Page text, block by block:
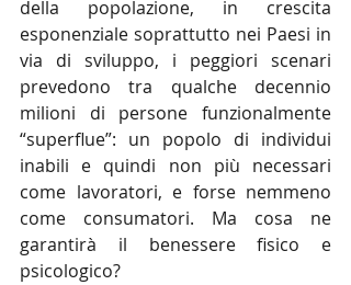
della popolazione, in crescita
esponenziale soprattutto nei Paesi in
via di sviluppo, i peggiori scenari
prevedono tra qualche decennio
milioni di persone funzionalmente
“superflue”: un popolo di individui
inabili e quindi non più necessari
come lavoratori, e forse nemmeno
come consumatori. Ma cosa ne
garantirà il benessere fisico e
psicologico?